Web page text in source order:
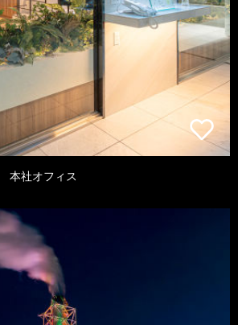
本社オフィス